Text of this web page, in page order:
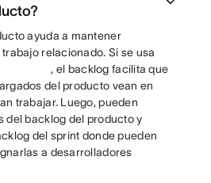
ayuda a mantener
relacionado. Si se usa
, el backlog facilita que
del producto vean en
trabajar. Luego, pueden
del backlog del producto y
del sprint donde pueden
a desarrolladores